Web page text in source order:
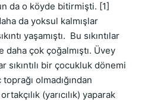
da o köyde bitirmişti. [1]
da yoksul kalmışlar
yaşamıştı.  Bu sıkıntılar
çok çoğalmıştı. Üvey
bir çocukluk dönemi
olmadığından
(yarıcılık) yaparak